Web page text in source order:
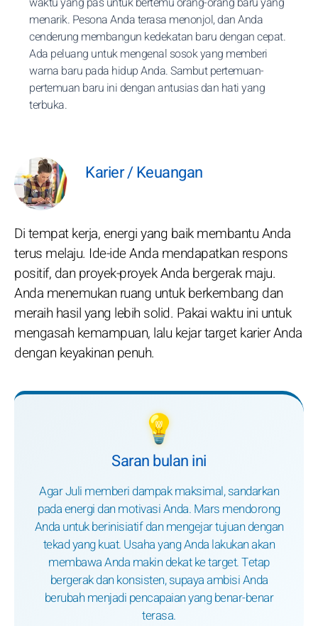
menarik. Pesona Anda terasa menonjol, dan Anda
cenderung membangun kedekatan baru dengan cepat.
Ada peluang untuk mengenal sosok yang memberi
warna baru pada hidup Anda. Sambut pertemuan-
pertemuan baru ini dengan antusias dan hati yang
terbuka.
Karier / Keuangan
Di tempat kerja, energi yang baik membantu Anda
terus melaju. Ide-ide Anda mendapatkan respons
positif, dan proyek-proyek Anda bergerak maju.
Anda menemukan ruang untuk berkembang dan
meraih hasil yang lebih solid. Pakai waktu ini untuk
mengasah kemampuan, lalu kejar target karier Anda
dengan keyakinan penuh.
💡
Saran bulan ini
Agar Juli memberi dampak maksimal, sandarkan
pada energi dan motivasi Anda. Mars mendorong
Anda untuk berinisiatif dan mengejar tujuan dengan
tekad yang kuat. Usaha yang Anda lakukan akan
membawa Anda makin dekat ke target. Tetap
bergerak dan konsisten, supaya ambisi Anda
berubah menjadi pencapaian yang benar-benar
terasa.